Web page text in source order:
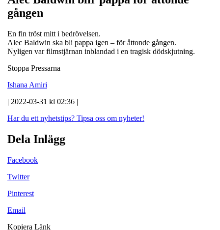
gången
En fin tröst mitt i bedrövelsen.
Alec Baldwin ska bli pappa igen – för åttonde gången.
Nyligen var filmstjärnan inblandad i en tragisk dödskjutning.
Stoppa Pressarna
Ishana Amiri
| 2022-03-31 kl 02:36 |
Har du ett nyhetstips? Tipsa oss om nyheter!
Dela Inlägg
Facebook
Twitter
Pinterest
Email
Kopiera Länk